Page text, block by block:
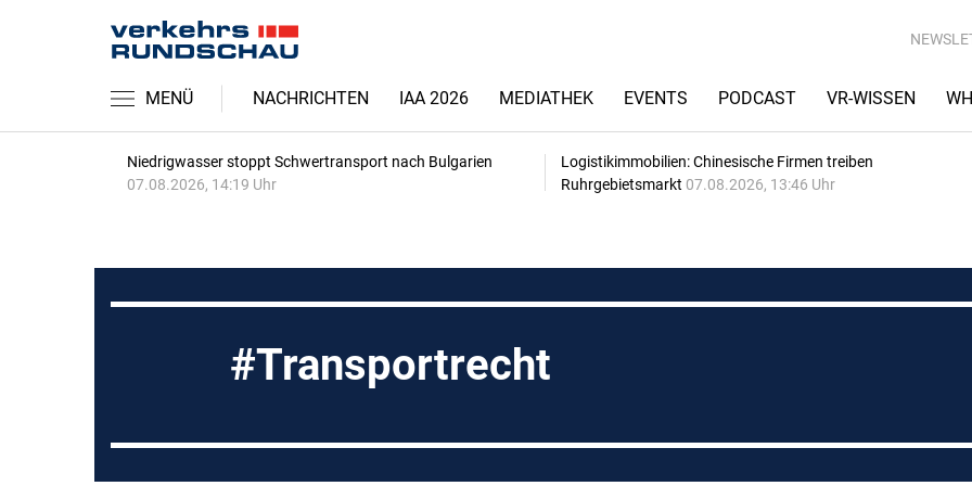
MENÜ NACHRICHTEN IAA 2026 MEDIATHEK EVENTS PODCAST VR-WISSEN
Niedrigwasser stoppt Schwertransport nach Bulgarien
07.08.2026, 14:19 Uhr
Logistikimmobilien: Chinesische Firmen treiben
Ruhrgebietsmarkt 07.08.2026, 13:46 Uhr
Transportrecht